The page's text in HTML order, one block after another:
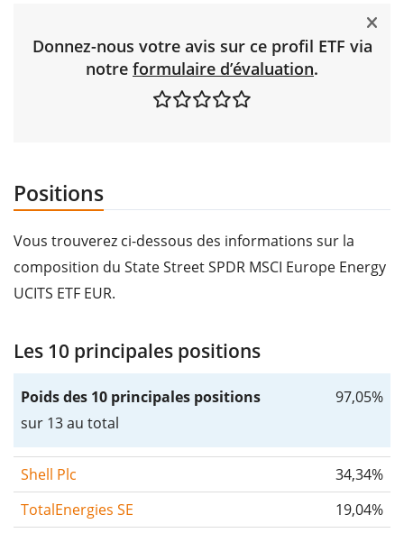
Donnez-nous votre avis sur ce profil ETF via
notre formulaire d’évaluation.
Positions
Vous trouverez ci-dessous des informations sur la
composition du State Street SPDR MSCI Europe Energy
UCITS ETF EUR.
Les 10 principales positions
Poids des 10 principales positions
sur 13 au total
97,05%
Shell Plc
34,34%
TotalEnergies SE
19,04%